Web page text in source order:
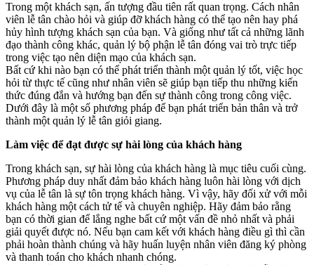
Trong một khách sạn, ấn tượng đầu tiên rất quan trọng. Cách nhân
viên lễ tân chào hỏi và giúp đỡ khách hàng có thể tạo nên hay phá
hủy hình tượng khách sạn của bạn. Và giống như tất cả những lãnh
đạo thành công khác, quản lý bộ phận lễ tân đóng vai trò trực tiếp
trong việc tạo nên diện mạo của khách sạn.
Bất cứ khi nào bạn có thể phát triển thành một quản lý tốt, việc học
hỏi từ thực tế cũng như nhân viên sẽ giúp bạn tiếp thu những kiến
thức đúng đắn và hướng bạn đến sự thành công trong công việc.
Dưới đây là một số phương pháp để bạn phát triển bản thân và trở
thành một quản lý lễ tân giỏi giang.
Làm việc để đạt được sự hài lòng của khách hàng
Trong khách sạn, sự hài lòng của khách hàng là mục tiêu cuối cùng.
Phương pháp duy nhất đảm bảo khách hàng luôn hài lòng với dịch
vụ của lễ tân là sự tôn trọng khách hàng. Vì vậy, hãy đối xử với mỗi
khách hàng một cách tử tế và chuyên nghiệp. Hãy đảm bảo rằng
bạn có thời gian để lắng nghe bất cứ một vấn đề nhỏ nhất và phải
giải quyết được nó. Nếu bạn cam kết với khách hàng điều gì thì cần
phải hoàn thành chúng và hãy huấn luyện nhân viên đăng ký phòng
và thanh toán cho khách nhanh chóng.